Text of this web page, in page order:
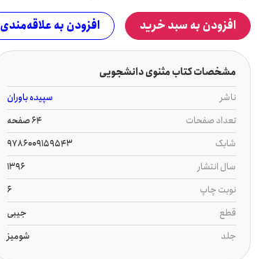
افزودن به سبد خرید افزودن به علاقه‌مندی
مشخصات کتاب مثنوی دانشجویی
ناشر
سپیده باوران
تعداد صفحات
64 صفحه
شابک
9786009159543
سال انتشار
1396
نوبت چاپ
6
قطع
جیبی
جلد
شومیز